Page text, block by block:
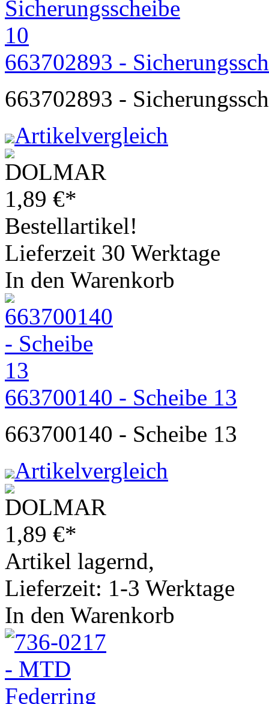
663702893 -
663702893 -
Artikelvergleich
1,89 €*
Bestellartikel!
Lieferzeit 30 Werktage
In den Warenkorb
663700140 - Scheibe 13
663700140 - Scheibe 13
Artikelvergleich
1,89 €*
Artikel lagernd,
Lieferzeit: 1-3 Werktage
In den Warenkorb